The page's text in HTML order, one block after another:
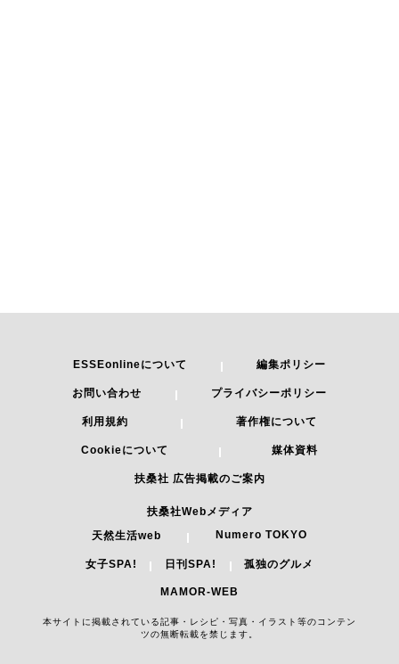
ESSEonlineについて
お問い合わせ プライバシーポリシー
利用規約 著作権について
Cookieについて
扶桑社 広告掲載のご案内